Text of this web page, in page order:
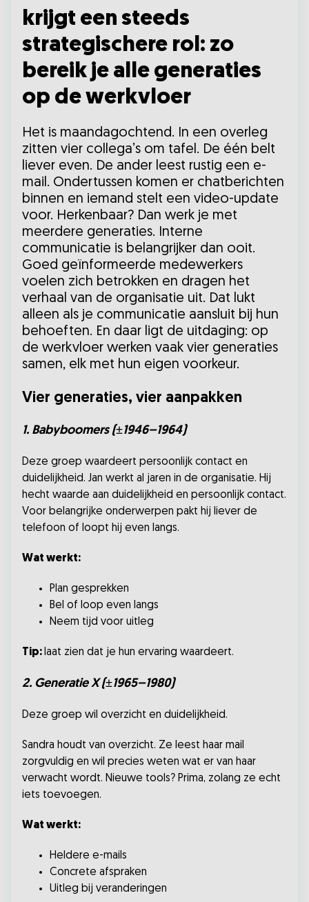
krijgt een steeds
strategischere rol: zo
bereik je alle generaties
op de werkvloer
Het is maandagochtend. In een overleg
zitten vier collega’s om tafel. De één belt
liever even. De ander leest rustig een e-
mail. Ondertussen komen er chatberichten
binnen en iemand stelt een video-update
voor. Herkenbaar? Dan werk je met
meerdere generaties. Interne
communicatie is belangrijker dan ooit.
Goed geïnformeerde medewerkers
voelen zich betrokken en dragen het
verhaal van de organisatie uit. Dat lukt
alleen als je communicatie aansluit bij hun
behoeften. En daar ligt de uitdaging: op
de werkvloer werken vaak vier generaties
samen, elk met hun eigen voorkeur.
Vier generaties, vier aanpakken
1. Babyboomers (±1946–1964)
Deze groep waardeert persoonlijk contact en
duidelijkheid. Jan werkt al jaren in de organisatie. Hij
hecht waarde aan duidelijkheid en persoonlijk contact.
Voor belangrijke onderwerpen pakt hij liever de
telefoon of loopt hij even langs.
Wat werkt:
Plan gesprekken
Bel of loop even langs
Neem tijd voor uitleg
Tip: laat zien dat je hun ervaring waardeert.
2. Generatie X (±1965–1980)
Deze groep wil overzicht en duidelijkheid.
Sandra houdt van overzicht. Ze leest haar mail
zorgvuldig en wil precies weten wat er van haar
verwacht wordt. Nieuwe tools? Prima, zolang ze echt
iets toevoegen.
Wat werkt:
Heldere e-mails
Concrete afspraken
Uitleg bij veranderingen